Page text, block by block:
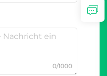
0/1000